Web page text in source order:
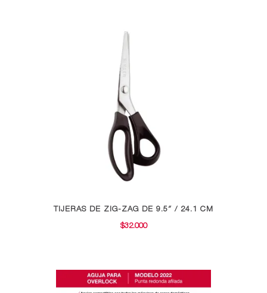
TIJERAS DE ZIG-ZAG DE 9.5″ / 24.1 CM
$32.000